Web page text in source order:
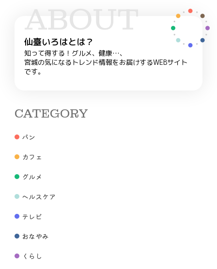
ABOUT
仙臺いろはとは？
知って得する！グルメ、健康…、
宮城の気になるトレンド情報をお届けするWEBサイト
です。
CATEGORY
パン
カフェ
グルメ
ヘルスケア
テレビ
おなやみ
くらし